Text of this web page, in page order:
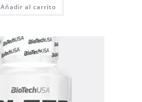
Añadir al carrito